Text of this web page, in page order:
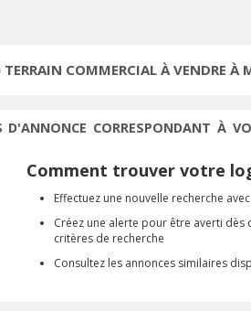
TERRAIN COMMERCIAL À VENDRE À
CORRESPONDANT À
Comment trouver votre
Effectuez une nouvelle recherche
Créez une alerte pour être averti
critères de recherche
Consultez les annonces similaires